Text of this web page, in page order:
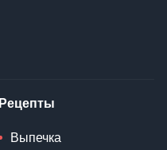
Рецепты
Выпечка